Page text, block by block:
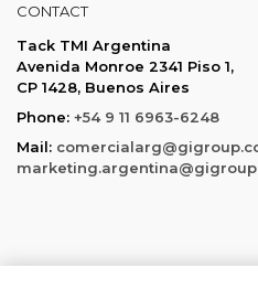
CONTACT
Tack TMI Argentina
Avenida Monroe 2341 Piso 1,
CP 1428, Buenos Aires
Phone: +54 9 11 6963-6248
Mail: